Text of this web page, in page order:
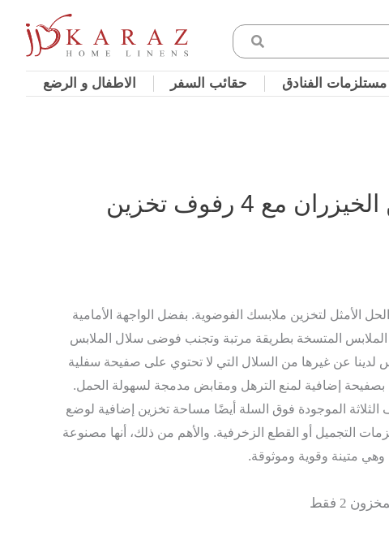
مستلزمات الفنادق حقائب السفر الاطفال و الرضع
مع 4 رفوف تخزين
الأمثل لتخزين ملابسك الفوضوية. بفضل الواجهة الأمامية
الملابس المتسخة بطريقة مرتبة وتجنب فوضى سلال الملابس
لدينا عن غيرها من السلال التي لا تحتوي على صفيحة سفلية
بصفيحة إضافية لمنع الترهل ومقابض مدمجة لسهولة الحمل.
الثلاثة الموجودة فوق السلة أيضًا مساحة تخزين إضافية لوضع
التجميل أو القطع الزخرفية. والأهم من ذلك، أنها مصنوعة
وهي متينة وقوية وموثوقة.
2 فقط